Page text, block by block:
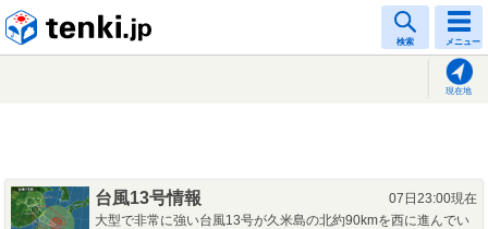
検索 メニュー
現在地
台風13号情報
07日23:00現在
大型で非常に強い台風13号が久米島の北約90kmを西に進んでい